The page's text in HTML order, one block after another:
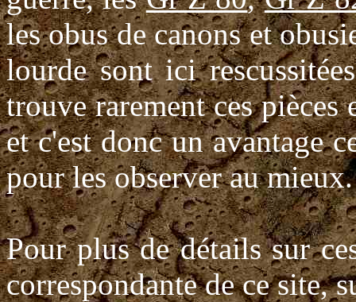
les obus de canons et
lourde sont ici
trouve rarement ces pièces
et c'est donc un avantage
pour les observer au mieux.
Pour plus de détails sur
correspondante de ce site,